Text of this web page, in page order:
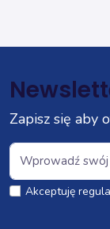
Zapisz się aby
Akceptuję